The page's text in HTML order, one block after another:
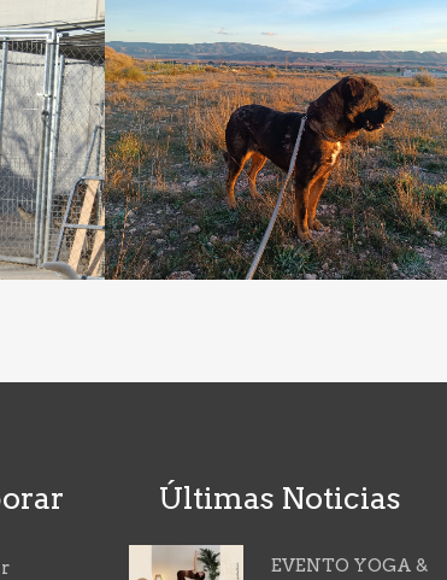
Últimas Noticias
EVENTO YOGA &